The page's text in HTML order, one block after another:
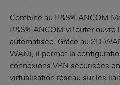
Combiné au R&S®LANCOM
R&S®LANCOM vRouter ouvre
automatisée. Grâce au SD-
WAN), il permet la
connexions VPN sécurisées
virtualisation réseau sur les